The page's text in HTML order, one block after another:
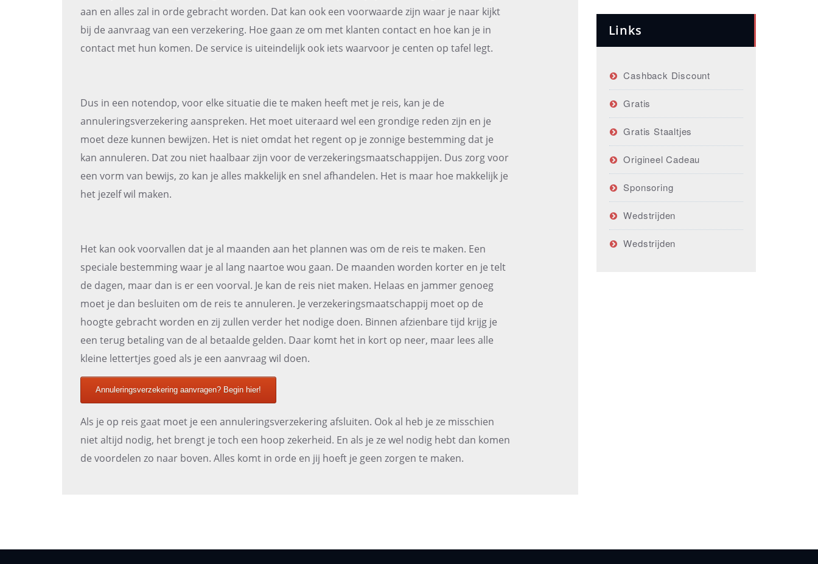
aan en alles zal in orde gebracht worden. Dat kan ook een voorwaarde zijn waar je naar kijkt
bij de aanvraag van een verzekering. Hoe gaan ze om met klanten contact en hoe kan je in
contact met hun komen. De service is uiteindelijk ook iets waarvoor je centen op tafel legt.
Dus in een notendop, voor elke situatie die te maken heeft met je reis, kan je de
annuleringsverzekering aanspreken. Het moet uiteraard wel een grondige reden zijn en je
moet deze kunnen bewijzen. Het is niet omdat het regent op je zonnige bestemming dat je
kan annuleren. Dat zou niet haalbaar zijn voor de verzekeringsmaatschappijen. Dus zorg voor
een vorm van bewijs, zo kan je alles makkelijk en snel afhandelen. Het is maar hoe makkelijk je
het jezelf wil maken.
Het kan ook voorvallen dat je al maanden aan het plannen was om de reis te maken. Een
speciale bestemming waar je al lang naartoe wou gaan. De maanden worden korter en je telt
de dagen, maar dan is er een voorval. Je kan de reis niet maken. Helaas en jammer genoeg
moet je dan besluiten om de reis te annuleren. Je verzekeringsmaatschappij moet op de
hoogte gebracht worden en zij zullen verder het nodige doen. Binnen afzienbare tijd krijg je
een terug betaling van de al betaalde gelden. Daar komt het in kort op neer, maar lees alle
kleine lettertjes goed als je een aanvraag wil doen.
Annuleringsverzekering aanvragen? Begin hier!
Als je op reis gaat moet je een annuleringsverzekering afsluiten. Ook al heb je ze misschien
niet altijd nodig, het brengt je toch een hoop zekerheid. En als je ze wel nodig hebt dan komen
de voordelen zo naar boven. Alles komt in orde en jij hoeft je geen zorgen te maken.
Links
Cashback Discount
Gratis
Gratis Staaltjes
Origineel Cadeau
Sponsoring
Wedstrijden
Wedstrijden